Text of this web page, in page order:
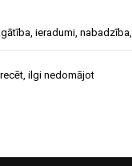
, ieradumi, nabadzība,
ilgi nedomājot